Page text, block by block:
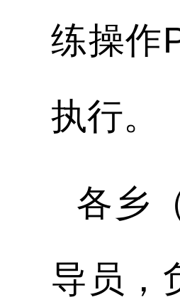
练操作
执行。
各乡
导员，